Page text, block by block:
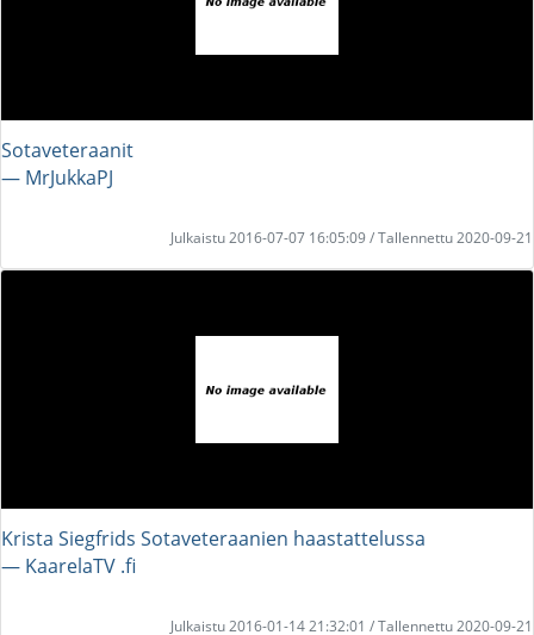
Sotaveteraanit
― MrJukkaPJ
Julkaistu 2016-07-07 16:05:09 / Tallennettu 2020-09-21
Krista Siegfrids Sotaveteraanien haastattelussa
― KaarelaTV .fi
Julkaistu 2016-01-14 21:32:01 / Tallennettu 2020-09-21